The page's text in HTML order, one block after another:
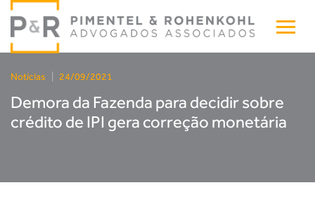
Notícias 24/09/2021
Demora da Fazenda para decidir sobre
crédito de IPI gera correção monetária